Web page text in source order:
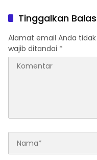
Keputusan Sepihak dan
Tanpa Koordinasi
Tinggalkan
Alamat email Anda
wajib ditandai *